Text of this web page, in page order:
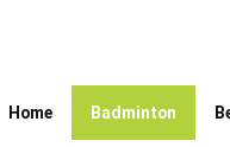
Home Badminton